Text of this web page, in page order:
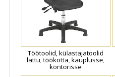
Töötoolid, külastajatoolid
lattu, töökotta, kauplusse,
kontorisse